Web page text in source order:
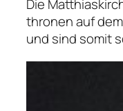
Die
thronen auf
und sind somit